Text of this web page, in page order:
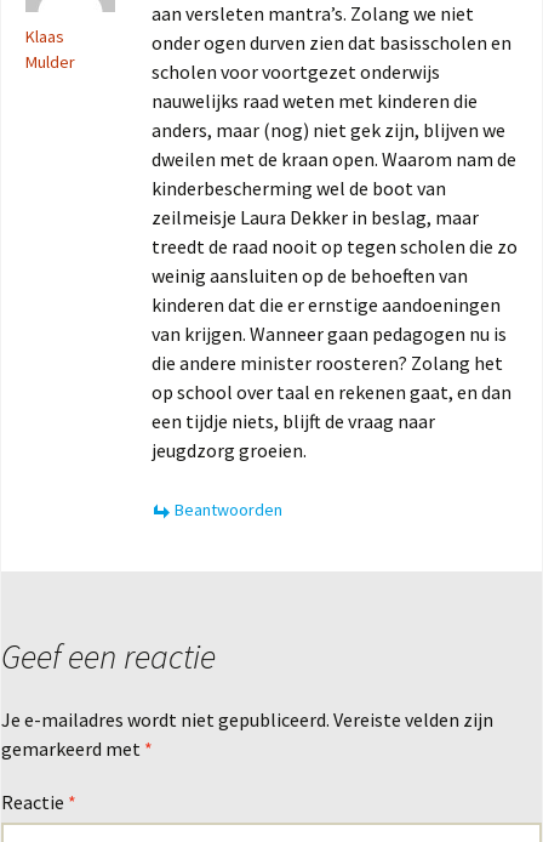
Klaas
Mulder
aan versleten mantra’s. Zolang we niet
onder ogen durven zien dat basisscholen en
scholen voor voortgezet onderwijs
nauwelijks raad weten met kinderen die
anders, maar (nog) niet gek zijn, blijven we
dweilen met de kraan open. Waarom nam de
kinderbescherming wel de boot van
zeilmeisje Laura Dekker in beslag, maar
treedt de raad nooit op tegen scholen die zo
weinig aansluiten op de behoeften van
kinderen dat die er ernstige aandoeningen
van krijgen. Wanneer gaan pedagogen nu is
die andere minister roosteren? Zolang het
op school over taal en rekenen gaat, en dan
een tijdje niets, blijft de vraag naar
jeugdzorg groeien.
Beantwoorden
Geef een reactie
Je e-mailadres wordt niet gepubliceerd. Vereiste velden zijn
gemarkeerd met *
Reactie *